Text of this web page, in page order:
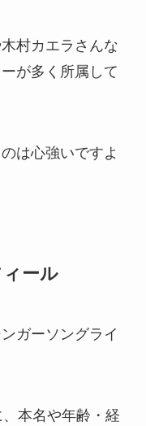
村カエラさんな
が多く所属して
は心強いですよ
ール
ガーソングライ
本名や年齢・経